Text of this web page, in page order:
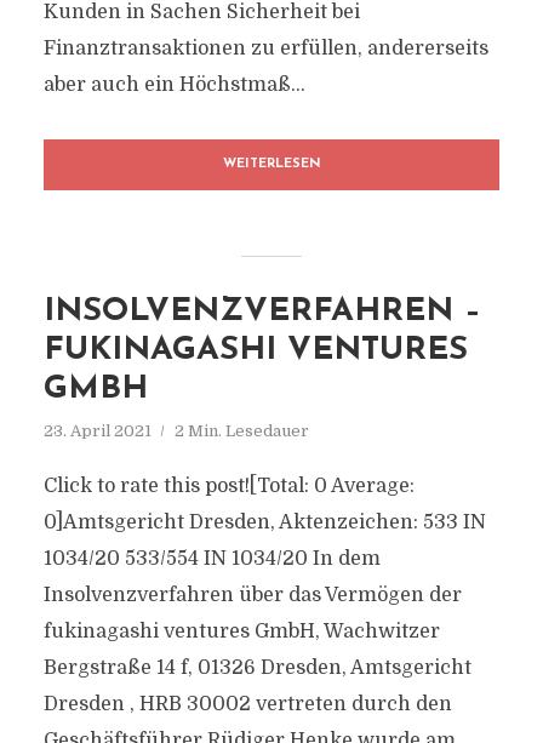
Kunden in Sachen Sicherheit bei
Finanztransaktionen zu erfüllen, andererseits
aber auch ein Höchstmaß...
WEITERLESEN
INSOLVENZVERFAHREN –
FUKINAGASHI VENTURES
GMBH
23. April 2021 2 Min. Lesedauer
Click to rate this post![Total: 0 Average:
0]Amtsgericht Dresden, Aktenzeichen: 533 IN
1034/20 533/554 IN 1034/20 In dem
Insolvenzverfahren über das Vermögen der
fukinagashi ventures GmbH, Wachwitzer
Bergstraße 14 f, 01326 Dresden, Amtsgericht
Dresden , HRB 30002 vertreten durch den